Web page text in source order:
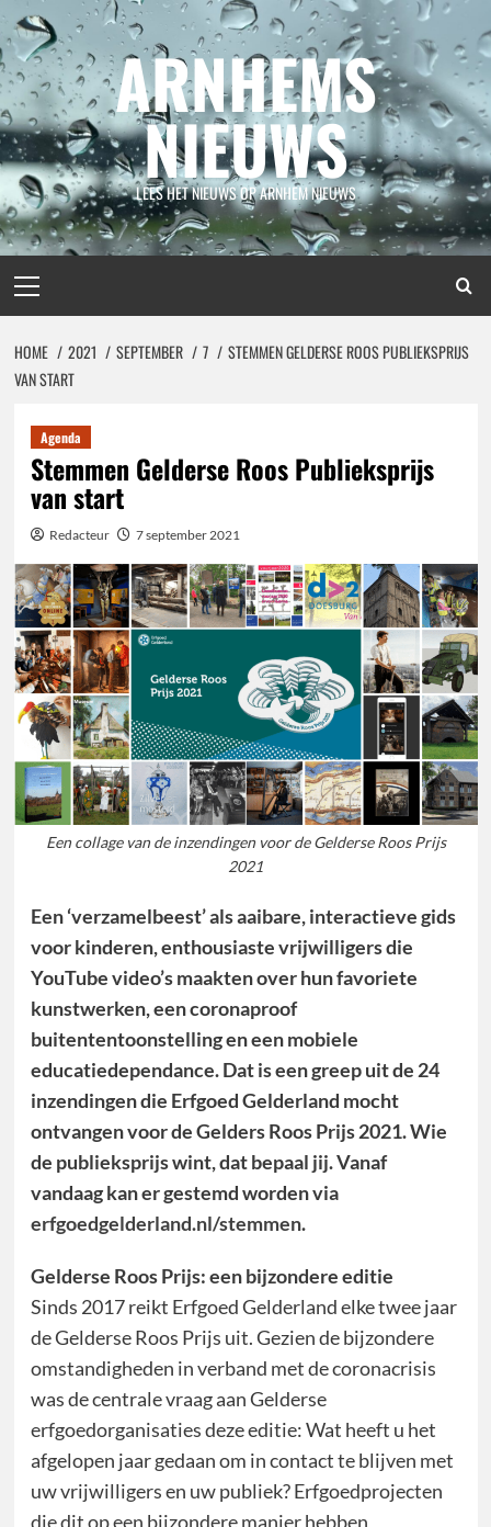
Spring
naar
inhoud
ARNHEMS
NIEUWS
LEES HET NIEUWS OP ARNHEM NIEUWS
menu
HOME 2021 SEPTEMBER 7
STEMMEN GELDERSE ROOS PUBLIEKSPRIJS
VAN START
Agenda
Stemmen Gelderse Roos Publieksprijs
van start
Redacteur 7 september 2021
Een collage van de inzendingen voor de Gelderse Roos Prijs
2021
Een ‘verzamelbeest’ als aaibare, interactieve gids
voor kinderen, enthousiaste vrijwilligers die
YouTube video’s maakten over hun favoriete
kunstwerken, een coronaproof
buitententoonstelling en een mobiele
educatiedependance. Dat is een greep uit de 24
inzendingen die Erfgoed Gelderland mocht
ontvangen voor de Gelders Roos Prijs 2021. Wie
de publieksprijs wint, dat bepaal jij. Vanaf
vandaag kan er gestemd worden via
erfgoedgelderland.nl/stemmen.
Gelderse Roos Prijs: een bijzondere editie
Sinds 2017 reikt Erfgoed Gelderland elke twee jaar
de Gelderse Roos Prijs uit. Gezien de bijzondere
omstandigheden in verband met de coronacrisis
was de centrale vraag aan Gelderse
erfgoedorganisaties deze editie: Wat heeft u het
afgelopen jaar gedaan om in contact te blijven met
uw vrijwilligers en uw publiek? Erfgoedprojecten
die dit op een bijzondere manier hebben